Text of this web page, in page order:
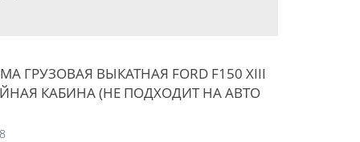
ГРУЗОВАЯ ВЫКАТНАЯ FORD F150 XIII
КАБИНА (НЕ ПОДХОДИТ НА АВТО